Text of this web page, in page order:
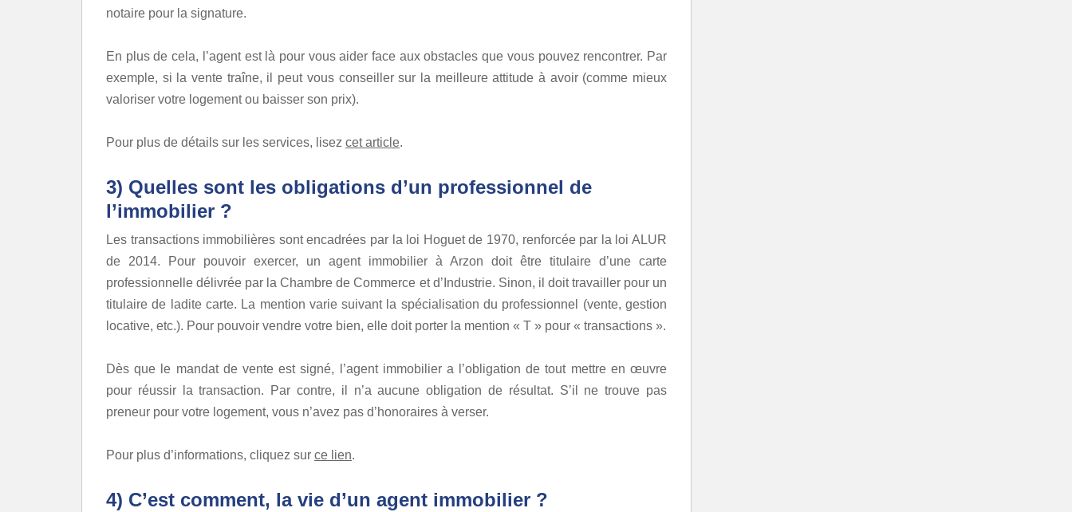
notaire pour la signature.
En plus de cela, l’agent est là pour vous aider face aux obstacles que vous pouvez rencontrer. Par
exemple, si la vente traîne, il peut vous conseiller sur la meilleure attitude à avoir (comme mieux
valoriser votre logement ou baisser son prix).
Pour plus de détails sur les services, lisez cet article.
3) Quelles sont les obligations d’un professionnel de
l’immobilier ?
Les transactions immobilières sont encadrées par la loi Hoguet de 1970, renforcée par la loi ALUR
de 2014. Pour pouvoir exercer, un agent immobilier à Arzon doit être titulaire d’une carte
professionnelle délivrée par la Chambre de Commerce et d’Industrie. Sinon, il doit travailler pour un
titulaire de ladite carte. La mention varie suivant la spécialisation du professionnel (vente, gestion
locative, etc.). Pour pouvoir vendre votre bien, elle doit porter la mention « T » pour « transactions ».
Dès que le mandat de vente est signé, l’agent immobilier a l’obligation de tout mettre en œuvre
pour réussir la transaction. Par contre, il n’a aucune obligation de résultat. S’il ne trouve pas
preneur pour votre logement, vous n’avez pas d’honoraires à verser.
Pour plus d’informations, cliquez sur ce lien.
4) C’est comment, la vie d’un agent immobilier ?